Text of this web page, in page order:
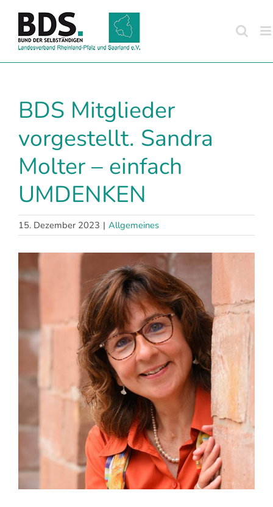
Inhalt
springen
BDS Mitglieder
vorgestellt. Sandra
Molter – einfach
UMDENKEN
15. Dezember 2023 | Allgemeines
Zeige
grösseres